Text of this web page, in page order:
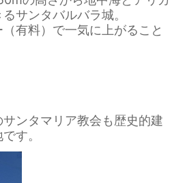
サンタバルバラ城。
有料）で一気に上がること
ンタマリア教会も歴史的建
す。